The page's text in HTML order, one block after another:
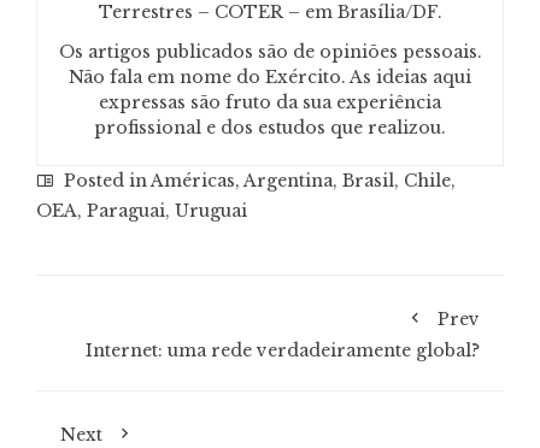
Terrestres – COTER – em Brasília/DF.
Os artigos publicados são de opiniões pessoais.
Não fala em nome do Exército. As ideias aqui
expressas são fruto da sua experiência
profissional e dos estudos que realizou.
Posted inAméricas,Argentina, Brasil, Chile,
OEA, Paraguai, Uruguai
Prev
Internet: uma rede verdadeiramente global?
Next